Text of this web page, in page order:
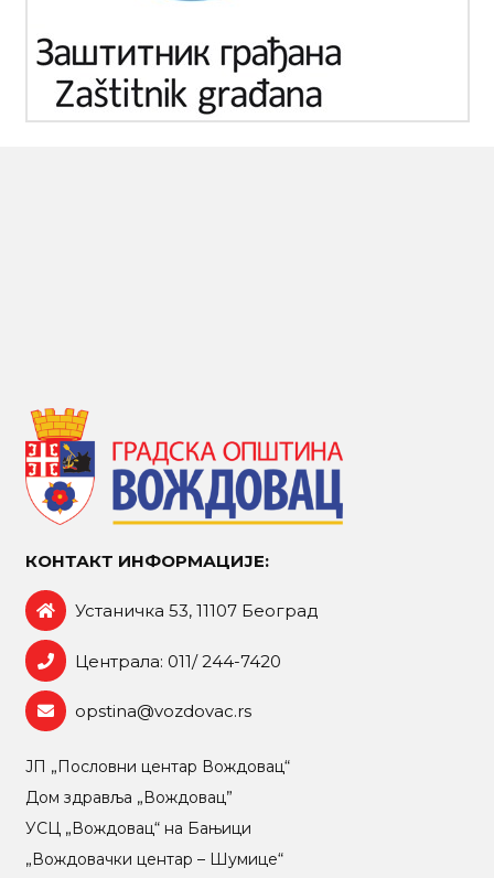
КОНТАКТ ИНФОРМАЦИЈЕ:
Устаничка 53, 11107 Београд
Централа: 011/ 244-7420
opstina@vozdovac.rs
ЈП „Пословни центар Вождовац“
Дом здравља „Вождовац”
УСЦ „Вождовац“ на Бањици
„Вождовачки центар – Шумице“